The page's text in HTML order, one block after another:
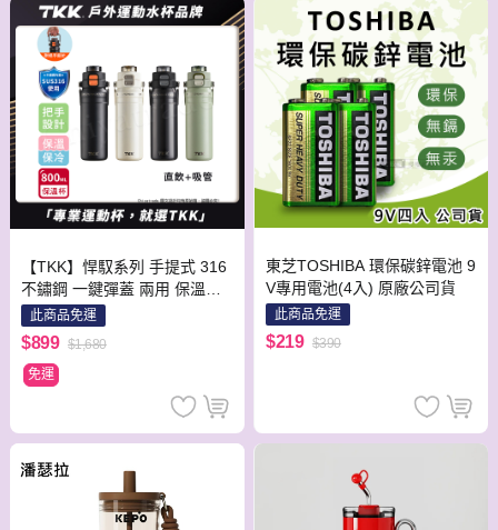
【TKK】悍馭系列 手提式 316
不鏽鋼 一鍵彈蓋 兩用 保溫杯
運動水壺800ML(直飲+吸管)隨
機色
此商品免運
$899 $1,680
免運
東芝TOSHIBA 環保碳鋅電池 9
V專用電池(4入) 原廠公司貨
此商品免運
$219 $390